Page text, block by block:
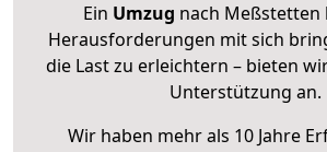
Ein Umzug nach Meßstetten
Herausforderungen mit sich
die Last zu erleichtern – bieten
Unterstützung an.
Wir haben mehr als 10 Jahre